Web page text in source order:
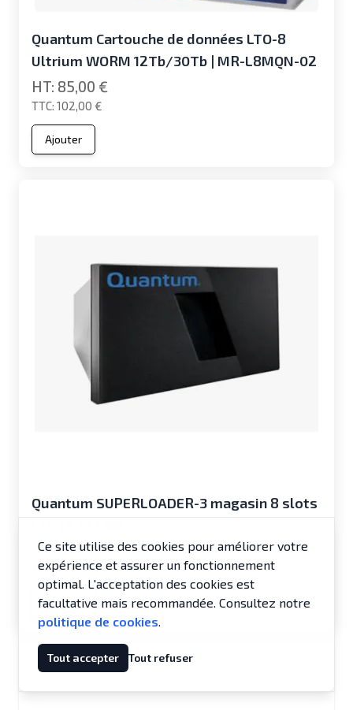
Quantum Cartouche de données LTO-8
Ultrium WORM 12Tb/30Tb | MR-L8MQN-02
102,00 €
85,00 €
Ajouter
Quantum SUPERLOADER-3 magasin 8 slots
720,00 €
600,00 €
Ajouter
Ce site utilise des cookies pour améliorer votre
expérience et assurer un fonctionnement
optimal. L'acceptation des cookies est
facultative mais recommandée. Consultez notre
politique de cookies.
Tout accepter Tout refuser